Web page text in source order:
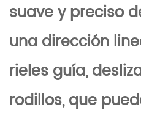
suave y preciso
una dirección
rieles guía,
rodillos, que